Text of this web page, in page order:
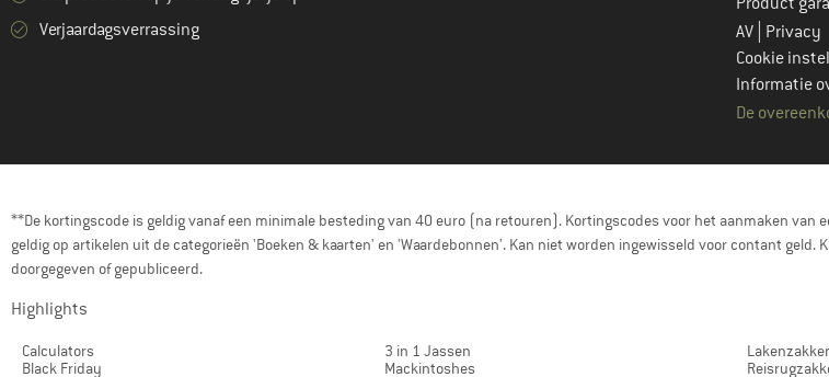
Verjaardagsverrassing
AV Privacy
Cookie
Informatie
De
**De kortingscode is geldig vanaf een minimale besteding van 40 euro (na retouren). Kortingscodes voor het aanmaken
geldig op artikelen uit de categorieën 'Boeken & kaarten' en 'Waardebonnen'. Kan niet worden ingewisseld voor contant
doorgegeven of gepubliceerd.
Highlights
Calculators
Black Friday
3 in 1 Jassen
Mackintoshes